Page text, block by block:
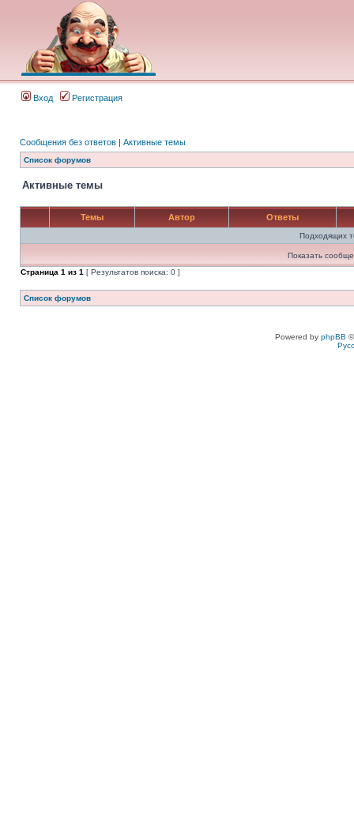
Вход Регистрация
Сообщения без ответов | Активные темы
Список форумов
Активные темы
Темы Автор Ответы
Подходящих
Показать
Страница 1 из 1 [ Результатов поиска: 0 ]
Список форумов
Powered by phpBB